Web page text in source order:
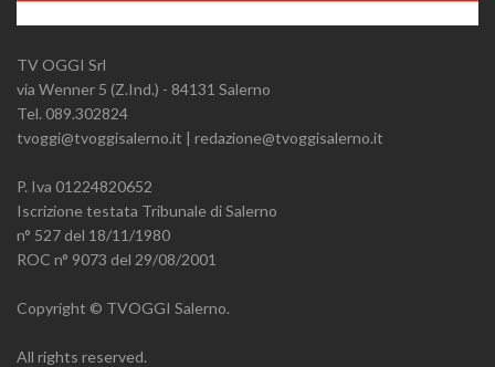
TV OGGI Srl
via Wenner 5 (Z.Ind.) - 84131 Salerno
Tel. 089.302824
tvoggi@tvoggisalerno.it | redazione@tvoggisalerno.it
P. Iva 01224820652
Iscrizione testata Tribunale di Salerno
n° 527 del 18/11/1980
ROC n° 9073 del 29/08/2001
Copyright © TVOGGI Salerno.
All rights reserved.